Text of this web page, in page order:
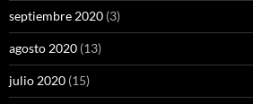
septiembre 2020 (3)
agosto 2020 (13)
julio 2020 (15)